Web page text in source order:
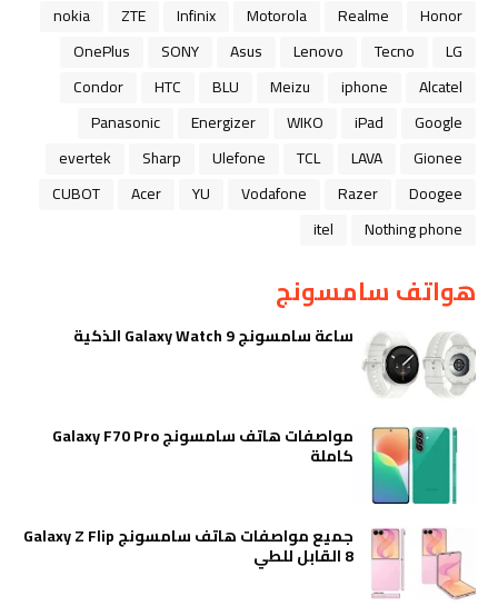
Honor
Realme
Motorola
Infinix
ZTE
nokia
LG
Tecno
Lenovo
Asus
SONY
OnePlus
Alcatel
iphone
Meizu
BLU
HTC
Condor
Google
iPad
WIKO
Energizer
Panasonic
Gionee
LAVA
TCL
Ulefone
Sharp
evertek
Doogee
Razer
Vodafone
YU
Acer
CUBOT
Nothing phone
itel
هواتف سامسونج
ساعة سامسونج Galaxy Watch 9 الذكية
مواصفات هاتف سامسونج Galaxy F70 Pro
كاملة
جميع مواصفات هاتف سامسونج Galaxy Z Flip
8 القابل للطي